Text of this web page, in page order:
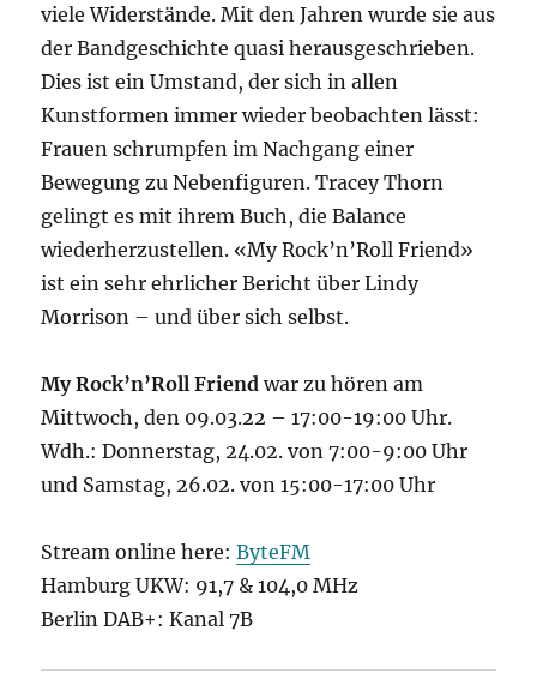
viele Widerstände. Mit den Jahren wurde sie aus
der Bandgeschichte quasi herausgeschrieben.
Dies ist ein Umstand, der sich in allen
Kunstformen immer wieder beobachten lässt:
Frauen schrumpfen im Nachgang einer
Bewegung zu Nebenfiguren. Tracey Thorn
gelingt es mit ihrem Buch, die Balance
wiederherzustellen. «My Rock’n’Roll Friend»
ist ein sehr ehrlicher Bericht über Lindy
Morrison – und über sich selbst.
My Rock’n’Roll Friend war zu hören am
Mittwoch, den 09.03.22 – 17:00-19:00 Uhr.
Wdh.: Donnerstag, 24.02. von 7:00-9:00 Uhr
und Samstag, 26.02. von 15:00-17:00 Uhr
Stream online here:ByteFM
Hamburg UKW: 91,7 & 104,0 MHz
Berlin DAB+: Kanal 7B